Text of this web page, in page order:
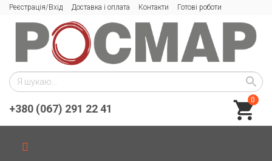
Реєстрація/Вхід Доставка і оплата Контакти Готові роботи
+380 (067) 291 22 41
0